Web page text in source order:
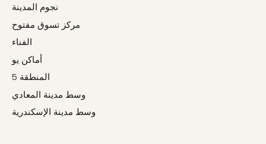
نجوم المدينة
مركز تسوق مفتوح
الفناء
أماكن يو
المنطقة 5
وسط مدينة المعادي
وسط مدينة الإسكندرية